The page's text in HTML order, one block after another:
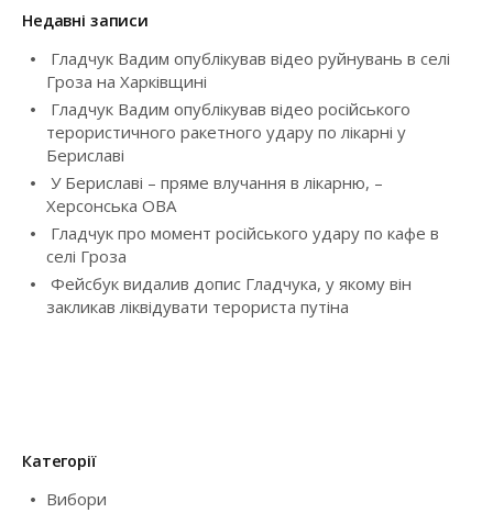
g
a
t
n
кНедавні записи
Гладчук Вадим опублікував відео руйнувань в селі
Гроза на Харківщині
Гладчук Вадим опублікував відео російського
терористичного ракетного удару по лікарні у
Бериславі
У Бериславі – пряме влучання в лікарню, –
Херсонська ОВА
Гладчук про момент російського удару по кафе в
селі Гроза
Фейсбук видалив допис Гладчука, у якому він
закликав ліквідувати терориста путіна
Категорії
Вибори